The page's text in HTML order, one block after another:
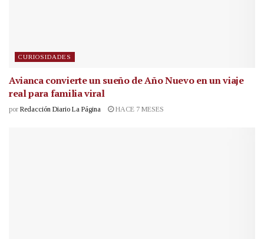
CURIOSIDADES
Avianca convierte un sueño de Año Nuevo en un viaje
real para familia viral
por Redacción Diario La Página HACE 7 MESES